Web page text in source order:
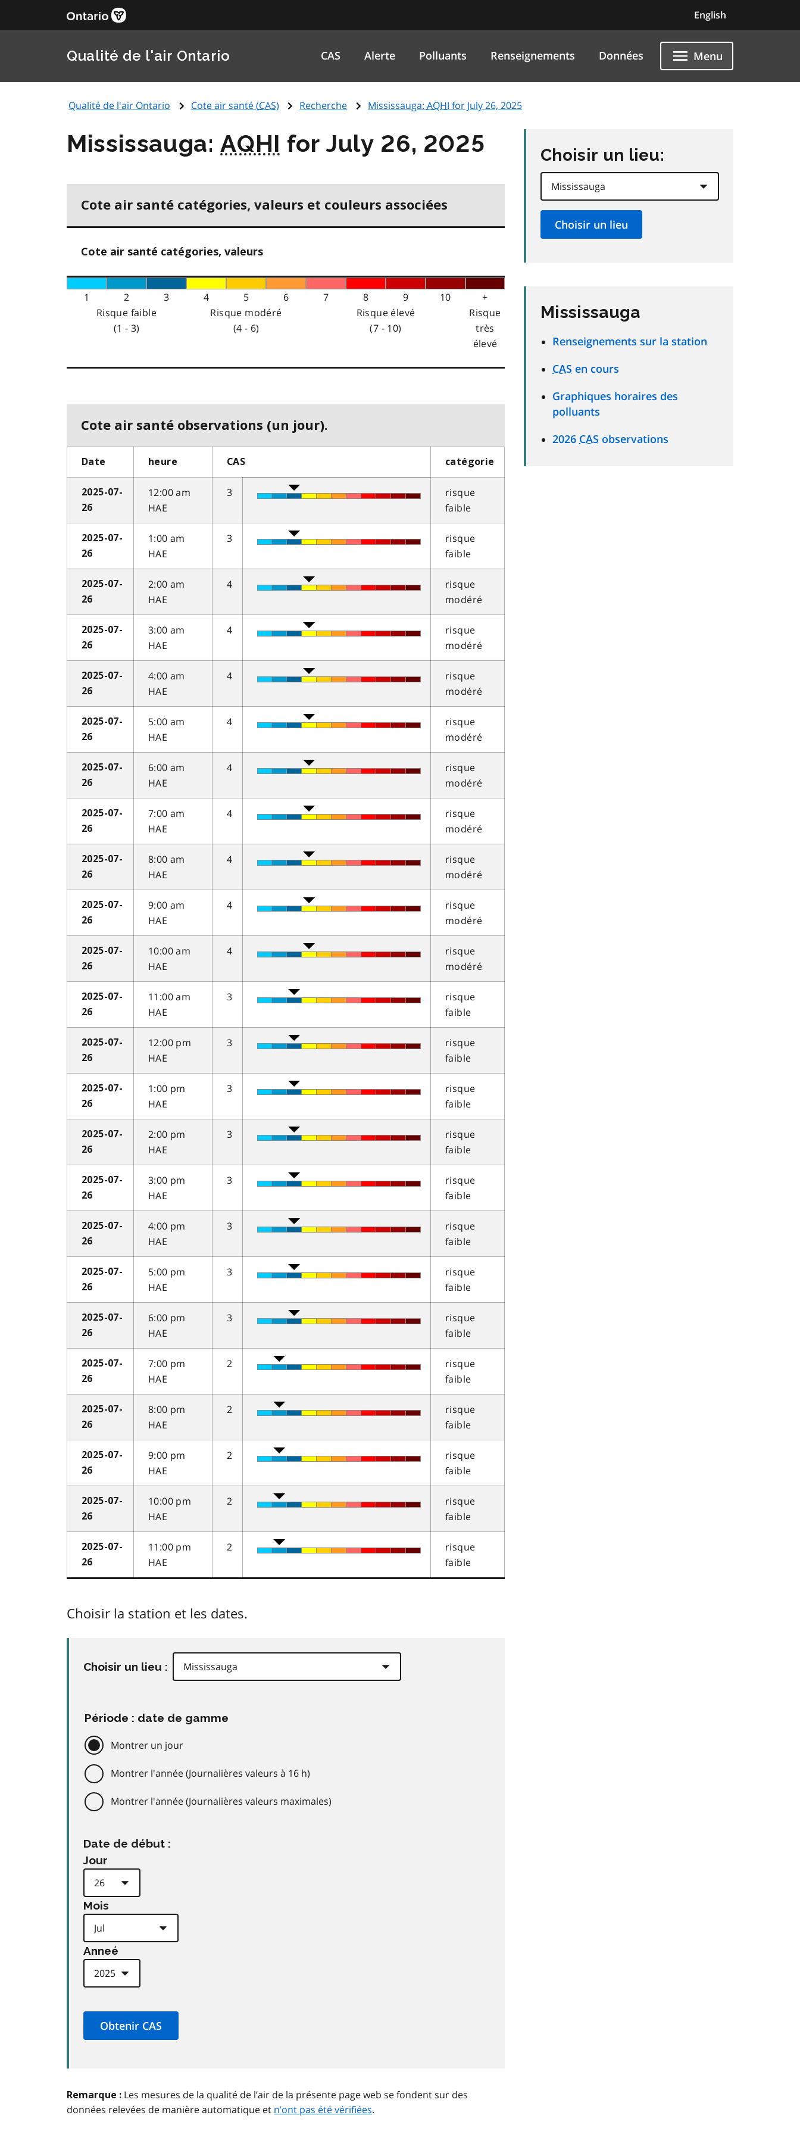
English
Qualité de l'air Ontario CAS Alerte Polluants Renseignements Données Menu
Qualité de l'air Ontario Cote air santé (CAS) Recherche Mississauga: AQHI for July 26, 2025
Mississauga:AQHI for July 26, 2025
Cote air santé catégories, valeurs et couleurs associées
Cote air santé catégories, valeurs
1 2 3 4 5 6 7 8 9 10
+
Risque faible
(1 - 3)
Risque modéré
(4 - 6)
Risque élevé
(7 - 10)
Risque
très
élevé
Cote air santé observations (un jour).
Date heure CAS catégorie
2025-07-
26
12:00 am
HAE
3
risque
faible
2025-07-
26
1:00 am
HAE
3
risque
faible
2025-07-
26
2:00 am
HAE
4
risque
modéré
2025-07-
26
3:00 am
HAE
4
risque
modéré
2025-07-
26
4:00 am
HAE
4
risque
modéré
2025-07-
26
5:00 am
HAE
4
risque
modéré
2025-07-
26
6:00 am
HAE
4
risque
modéré
2025-07-
26
7:00 am
HAE
4
risque
modéré
2025-07-
26
8:00 am
HAE
4
risque
modéré
2025-07-
26
9:00 am
HAE
4
risque
modéré
2025-07-
26
10:00 am
HAE
4
risque
modéré
2025-07-
26
11:00 am
HAE
3
risque
faible
2025-07-
26
12:00 pm
HAE
3
risque
faible
2025-07-
26
1:00 pm
HAE
3
risque
faible
2025-07-
26
2:00 pm
HAE
3
risque
faible
2025-07-
26
3:00 pm
HAE
3
risque
faible
2025-07-
26
4:00 pm
HAE
3
risque
faible
2025-07-
26
5:00 pm
HAE
3
risque
faible
2025-07-
26
6:00 pm
HAE
3
risque
faible
2025-07-
26
7:00 pm
HAE
2
risque
faible
2025-07-
26
8:00 pm
HAE
2
risque
faible
2025-07-
26
9:00 pm
HAE
2
risque
faible
2025-07-
26
10:00 pm
HAE
2
risque
faible
2025-07-
26
11:00 pm
HAE
2
risque
faible
Choisir la station et les dates.
Choisir un lieu :
Période : date de gamme
Montrer un jour
Montrer l'année (Journalières valeurs à 16 h)
Montrer l'année (Journalières valeurs maximales)
Date de début :
Jour
Mois
Anneé
Remarque : Les mesures de la qualité de l’air de la présente page web se fondent sur des
données relevées de manière automatique et n’ont pas été vérifiées.
Choisir un lieu:
Mississauga
Renseignements sur la station
CAS en cours
Graphiques horaires des
polluants
2026 CAS observations